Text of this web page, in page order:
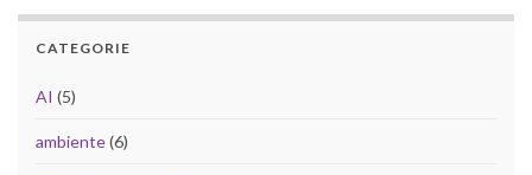
CATEGORIE
AI (5)
ambiente(6)